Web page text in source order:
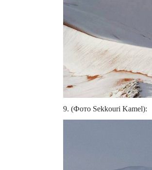
9. (Фото Sekkouri Kamel):